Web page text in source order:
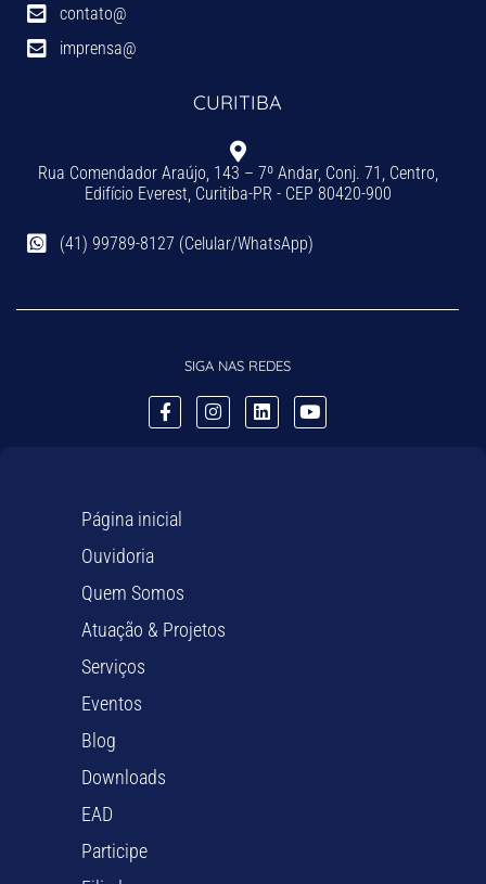
contato@
imprensa@
CURITIBA
Rua Comendador Araújo, 143 – 7º Andar, Conj. 71, Centro,
Edifício Everest, Curitiba-PR - CEP 80420-900
(41) 99789-8127 (Celular/WhatsApp)
SIGA NAS REDES
Página inicial
Ouvidoria
Quem Somos
Atuação & Projetos
Serviços
Eventos
Blog
Downloads
EAD
Participe